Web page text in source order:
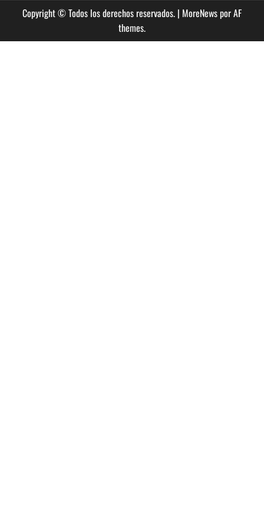
Copyright © Todos los derechos reservados. | MoreNewspor AF
themes.